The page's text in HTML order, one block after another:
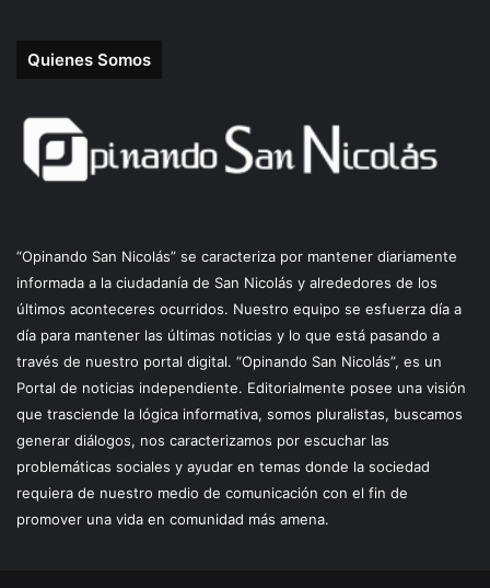
Quienes Somos
“Opinando San Nicolás” se caracteriza por mantener diariamente
informada a la ciudadanía de San Nicolás y alrededores de los
últimos aconteceres ocurridos. Nuestro equipo se esfuerza día a
día para mantener las últimas noticias y lo que está pasando a
través de nuestro portal digital. “Opinando San Nicolás”, es un
Portal de noticias independiente. Editorialmente posee una visión
que trasciende la lógica informativa, somos pluralistas, buscamos
generar diálogos, nos caracterizamos por escuchar las
problemáticas sociales y ayudar en temas donde la sociedad
requiera de nuestro medio de comunicación con el fin de
promover una vida en comunidad más amena.